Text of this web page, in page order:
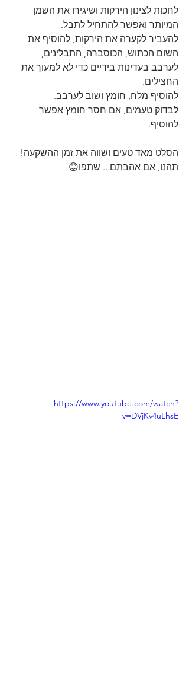
לחכות לצינון הירקות ושיגירו את השמן
המיותר ואפשר להתחיל לתבל.
להעביר לקערה את הירקות, להוסיף את
השום הכתוש, הכוסברה, התבלינים,
לערבב בעדינות בידיים כדי לא למעוך את
החצילים.
להוסיף מלח, חומץ ושוב לערבב.
לבדוק טעמים, אם חסר חומץ אפשר
להוסיף.
הסלט מאד טעים ושווה את זמן ההשקעה!
תהנו, אם אהבתם... שתפו😊
https://www.youtube.com/watch?
v=DVjKv4uLhsE